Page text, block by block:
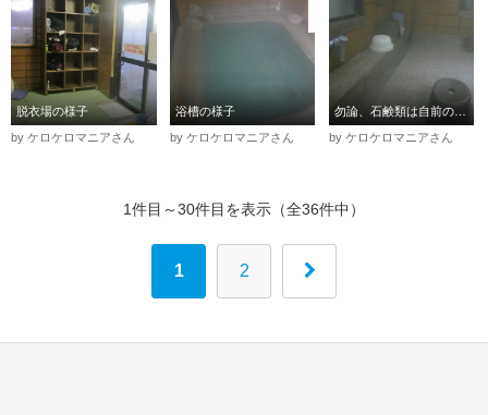
脱衣場の様子
by ケロケロマニアさん
浴槽の様子
by ケロケロマニアさん
勿論、石鹸類は自前の物をご用意下さいね( ´∀｀ )
by ケロケロマニアさん
1件目～30件目を表示（全36件中）
1 2